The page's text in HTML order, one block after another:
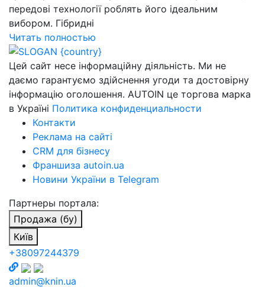
передові технології роблять його ідеальним
вибором. Гібридні
Читать полностью
Цей сайт несе інформаційну діяльність. Ми не
даємо гарантуємо здійснення угоди та достовірну
інформацію оголошення. AUTOIN це торгова марка
в Україні Политика конфиденциальности
Контакти
Реклама на сайті
CRM для бізнесу
Франшиза autoin.ua
Новини України в Telegram
Партнеры портала:
Продажа (бу)
Київ
+38097244379
admin@knin.ua